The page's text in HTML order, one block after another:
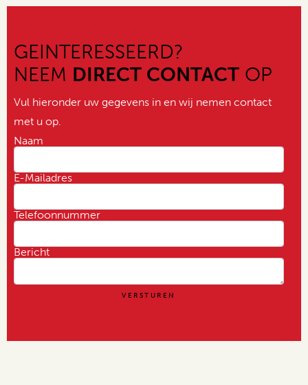
GEINTERESSEERD?
NEEM DIRECT CONTACT OP
Vul hieronder uw gegevens in en wij nemen contact
met u op.
Naam
E-Mailadres
Telefoonnummer
Bericht